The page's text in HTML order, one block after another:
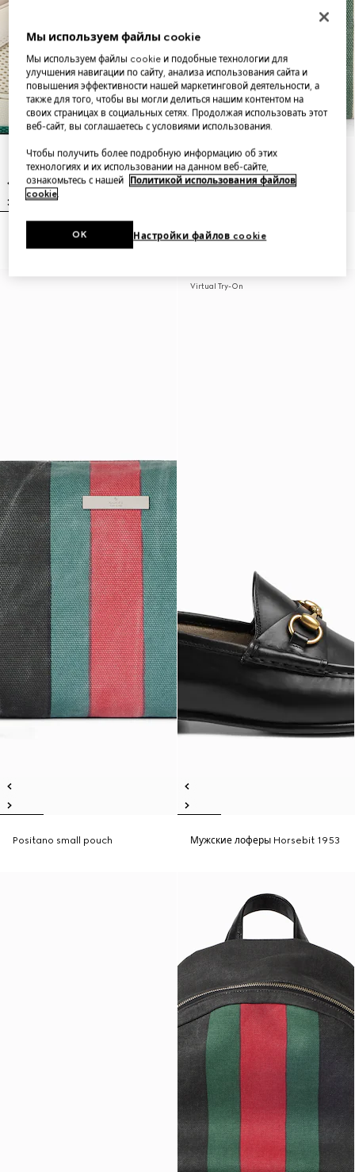
Men's Screener sneaker Positano small pouch
Positano small pouch
Virtual Try-On
Мужские лоферы Horsebit 1953
Мы используем файлы cookie
Мы используем файлы cookie и подобные технологии для
улучшения навигации по сайту, анализа использования сайта и
повышения эффективности нашей маркетинговой деятельности, а
также для того, чтобы вы могли делиться нашим контентом на
своих страницах в социальных сетях. Продолжая использовать этот
веб-сайт, вы соглашаетесь с условиями использования.
Чтобы получить более подробную информацию об этих
технологиях и их использовании на данном веб-сайте,
ознакомьтесь с нашей
Политикой использования файлов
cookie.
Настройки файлов cookie
OK